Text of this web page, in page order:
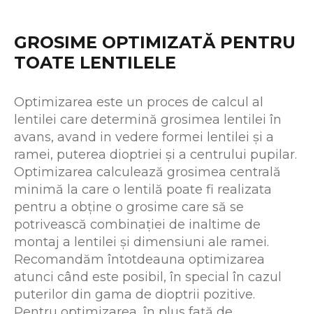
GROSIME OPTIMIZATĂ PENTRU
TOATE LENTILELE
Optimizarea este un proces de calcul al
lentilei care determină grosimea lentilei în
avans, avand in vedere formei lentilei și a
ramei, puterea dioptriei și a centrului pupilar.
Optimizarea calculează grosimea centrală
minimă la care o lentilă poate fi realizata
pentru a obține o grosime care să se
potrivească combinației de inaltime de
montaj a lentilei și dimensiuni ale ramei.
Recomandăm întotdeauna optimizarea
atunci când este posibil, în special în cazul
puterilor din gama de dioptrii pozitive.